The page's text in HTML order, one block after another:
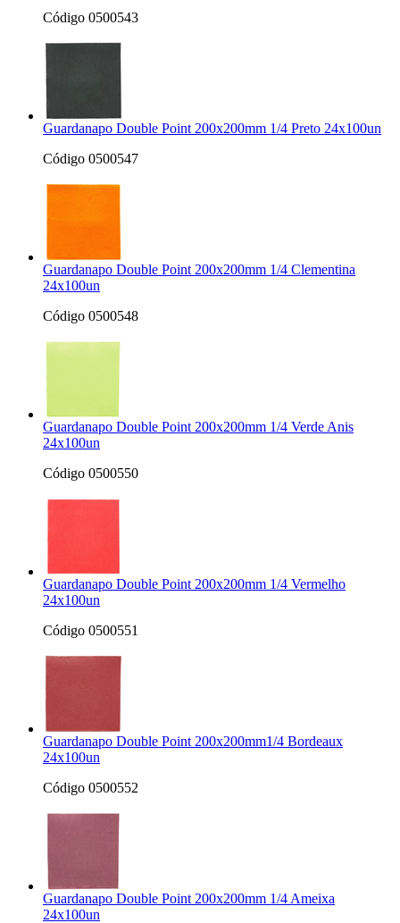
Código 0500543
Guardanapo Double Point 200x200mm 1/4 Preto 24x100un
Código 0500547
Guardanapo Double Point 200x200mm 1/4 Clementina
24x100un
Código 0500548
Guardanapo Double Point 200x200mm 1/4 Verde Anis
24x100un
Código 0500550
Guardanapo Double Point 200x200mm 1/4 Vermelho
24x100un
Código 0500551
Guardanapo Double Point 200x200mm1/4 Bordeaux
24x100un
Código 0500552
Guardanapo Double Point 200x200mm 1/4 Ameixa
24x100un